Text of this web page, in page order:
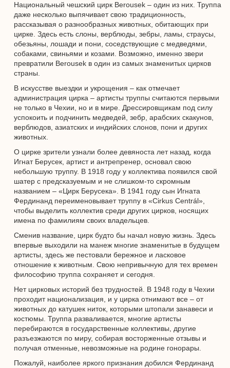
Национальный чешский цирк Berousek – один из них. Труппа
даже несколько выпячивает свою традиционность,
рассказывая о разнообразных животных, обитающих при
цирке. Здесь есть слоны, верблюды, зебры, ламы, страусы,
обезьяны, лошади и пони, соседствующие с медведями,
собаками, свиньями и козами. Возможно, именно звери
превратили Berousek в один из самых знаменитых цирков
страны.
В искусстве выездки и укрощения – как отмечает
администрация цирка – артисты труппы считаются первыми
не только в Чехии, но и в мире. Дрессировщикам под силу
успокоить и подчинить медведей, зебр, арабских скакунов,
верблюдов, азиатских и индийских слонов, пони и других
животных.
О цирке зрители узнали более девяноста лет назад, когда
Игнат Берусек, артист и антрепренер, основал свою
небольшую труппу. В 1918 году у коллектива появился свой
шатер с предсказуемым и не слишком-то скромным
названием – «Цирк Берусека». В 1941 году сын Игната
Фердинанд переименовывает труппу в «Cirkus Centrál»,
чтобы выделить коллектив среди других цирков, носящих
имена по фамилиям своих владельцев.
Сменив название, цирк будто бы начал новую жизнь. Здесь
впервые выходили на манеж многие знаменитые в будущем
артисты, здесь же пестовали бережное и ласковое
отношение к животным. Свою непривычную для тех времен
философию труппа сохраняет и сегодня.
Нет цирковых историй без трудностей. В 1948 году в Чехии
проходит национализация, и у цирка отнимают все – от
животных до катушек ниток, которыми штопали занавеси и
костюмы. Труппа разваливается, многие артисты
перебираются в государственные коллективы, другие
разъезжаются по миру, собирая восторженные отзывы и
получая отменные, невозможные на родине гонорары.
Пожалуй, наиболее яркого признания добился Фердинанд